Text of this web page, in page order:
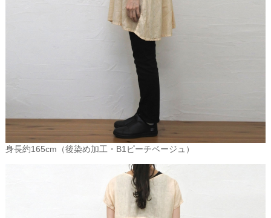
身長約165cm（後染め加工・B1ピーチベージュ）